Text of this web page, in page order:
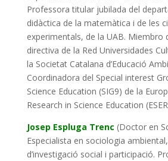
Professora titular jubilada del
didàctica de la matemàtica i de les
experimentals, de la UAB. Miembro
directiva de la Red Universidades
la Societat Catalana d’Educació
Coordinadora del Special interest
Science Education (SIG9) de la
Research in Science Education
Josep Espluga Trenc (Doctor en
Especialista en sociologia
d’investigació social i participació.